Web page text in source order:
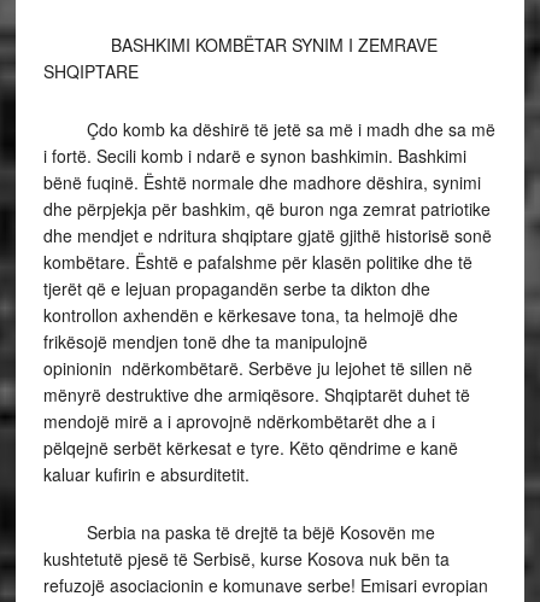
BASHKIMI KOMBËTAR SYNIM I ZEMRAVE
SHQIPTARE
Çdo komb ka dëshirë të jetë sa më i madh dhe sa më
i fortë. Secili komb i ndarë e synon bashkimin. Bashkimi
bënë fuqinë. Është normale dhe madhore dëshira, synimi
dhe përpjekja për bashkim, që buron nga zemrat patriotike
dhe mendjet e ndritura shqiptare gjatë gjithë historisë sonë
kombëtare. Është e pafalshme për klasën politike dhe të
tjerët që e lejuan propagandën serbe ta dikton dhe
kontrollon axhendën e kërkesave tona, ta helmojë dhe
frikësojë mendjen tonë dhe ta manipulojnë
opinionin ndërkombëtarë. Serbëve ju lejohet të sillen në
mënyrë destruktive dhe armiqësore. Shqiptarët duhet të
mendojë mirë a i aprovojnë ndërkombëtarët dhe a i
pëlqejnë serbët kërkesat e tyre. Këto qëndrime e kanë
kaluar kufirin e absurditetit.
Serbia na paska të drejtë ta bëjë Kosovën me
kushtetutë pjesë të Serbisë, kurse Kosova nuk bën ta
refuzojë asociacionin e komunave serbe! Emisari evropian